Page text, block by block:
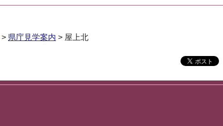
> 県庁見学案内 > 屋上北